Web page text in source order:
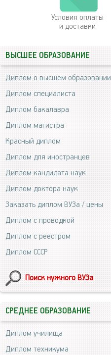
Условия оплаты
и доставки
ВЫСШЕЕ ОБРАЗОВАНИЕ
Диплом о высшем образовании
Диплом специалиста
Диплом бакалавра
Диплом магистра
Красный диплом
Диплом для иностранцев
Диплом кандидата наук
Диплом доктора наук
Заказать диплом ВУЗа / цены
Диплом с проводкой
Диплом с реестром
Диплом СССР
Поиск нужного ВУЗа
СРЕДНЕЕ ОБРАЗОВАНИЕ
Диплом училища
Диплом техникума